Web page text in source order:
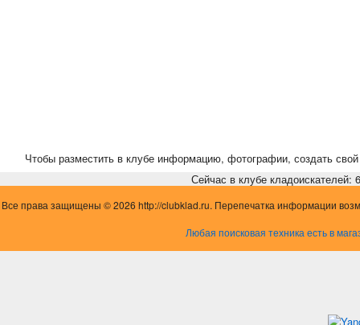
Чтобы разместить в клубе информацию, фотографии, создать свой
Сейчас в клубе кладоискателей:
Все права защищены © 2026 http://clubklad.ru. Перепечатка информации
Любая поисковая техника есть в